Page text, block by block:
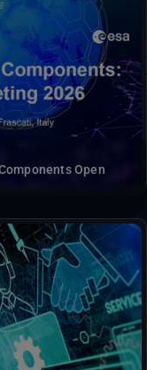
Earth Components
das vom 2. bis 4.
stattfindet.
Open
bis zum 16.
der